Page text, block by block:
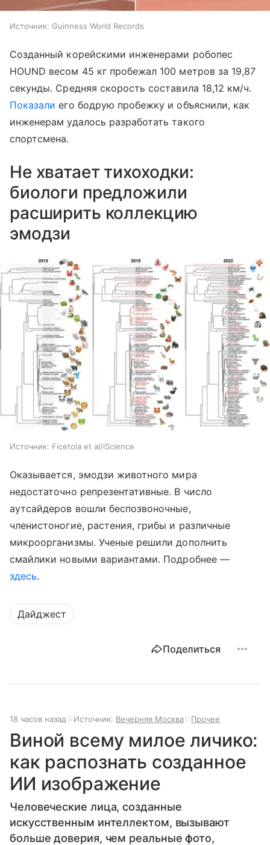
Источник: Guinness World Records
Созданный корейскими инженерами робопес
HOUND весом 45 кг пробежал 100 метров за 19,87
секунды. Средняя скорость составила 18,12 км/ч.
Показали его бодрую пробежку и объяснили, как
инженерам удалось разработать такого
спортсмена.
Не хватает тихоходки:
биологи предложили
расширить коллекцию
эмодзи
Источник: Ficetola et al/iScience
Оказывается, эмодзи животного мира
недостаточно репрезентативные. В число
аутсайдеров вошли беспозвоночные,
членистоногие, растения, грибы и различные
микроорганизмы. Ученые решили дополнить
смайлики новыми вариантами. Подробнее —
здесь.
Дайджест
Поделиться
18 часов назад Источник: Вечерняя Москва Прочее
Виной всему милое личико:
как распознать созданное
ИИ изображение
Человеческие лица, созданные
искусственным интеллектом, вызывают
больше доверия, чем реальные фото,